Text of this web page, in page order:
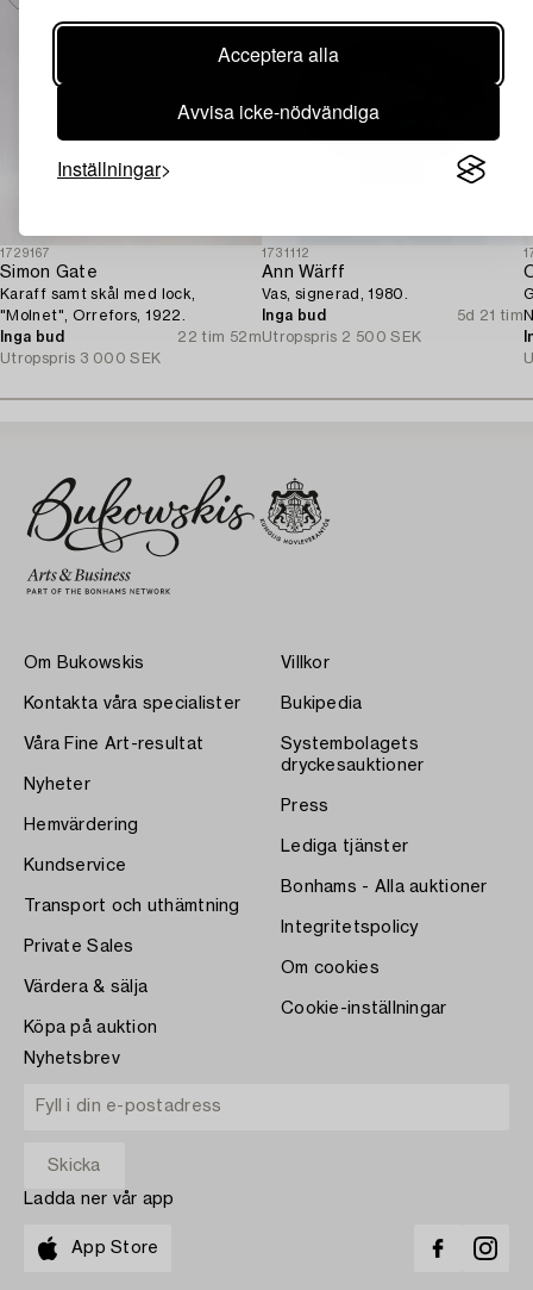
Acceptera alla
Avvisa icke-nödvändiga
Inställningar
1729167
Simon Gate
Karaff samt skål med lock,
"Molnet", Orrefors, 1922.
Inga bud
22 tim 52m
Utropspris 3 000 SEK
1731112
Ann Wärff
Vas, signerad, 1980.
Inga bud
5d 21 tim
Utropspris 2 500 SEK
Om Bukowskis
Kontakta våra specialister
Våra Fine Art-resultat
Nyheter
Hemvärdering
Kundservice
Transport och uthämtning
Private Sales
Värdera & sälja
Köpa på auktion
Villkor
Bukipedia
Systembolagets
dryckesauktioner
Press
Lediga tjänster
Bonhams - Alla auktioner
Integritetspolicy
Om cookies
Cookie-inställningar
Nyhetsbrev
Ladda ner vår app
App Store